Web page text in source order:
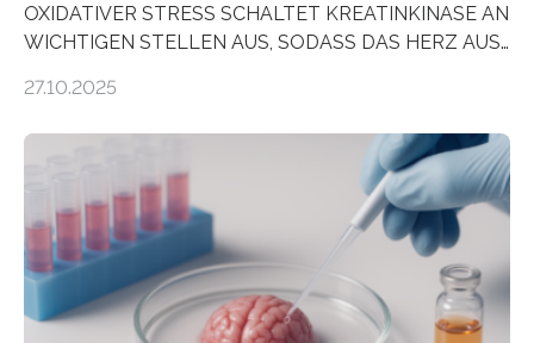
OXIDATIVER STRESS SCHALTET KREATINKINASE AN
WICHTIGEN STELLEN AUS, SODASS DAS HERZ AUS
aus dem Deutschen Zentrum für Herzinsuffizienz
im Journal Circulation, warum der Energietransport bei
der Hypertrophen Kardiomyopathie (HCM) versagen
kann und wie sich durch eine Verringerung der
Herzbelastung und des oxidativen Stresses
Rhythmusstörungen reduzieren lassen. Würzburg. Die
hypertrophe Kardiomyopathie (HCM) ist die häufigste
erblich bedingte Herzerkrankung. Sie führt dazu, dass
27.10.2025